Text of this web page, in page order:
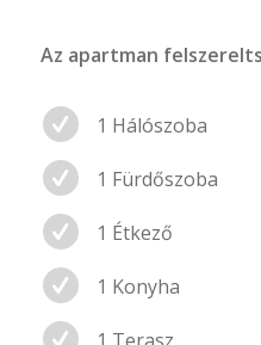
Az apartman
1 Hálószoba
1 Fürdőszoba
1 Étkező
1 Konyha
1 Terasz